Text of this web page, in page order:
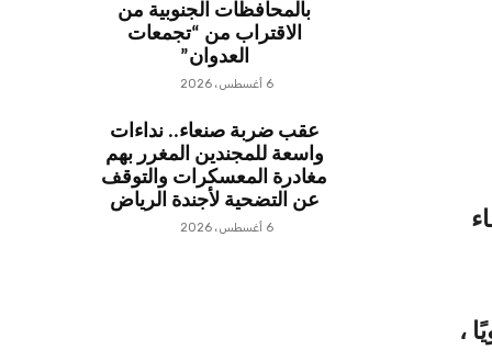
،
بالمحافظات الجنوبية من
الاقتراب من “تجمعات
العدوان”
6 أغسطس، 2026
عقب ضربة صنعاء.. نداءات
واسعة للمجندين المغرر بهم
مغادرة المعسكرات والتوقف
عن التضحية لأجندة الرياض
6 أغسطس، 2026